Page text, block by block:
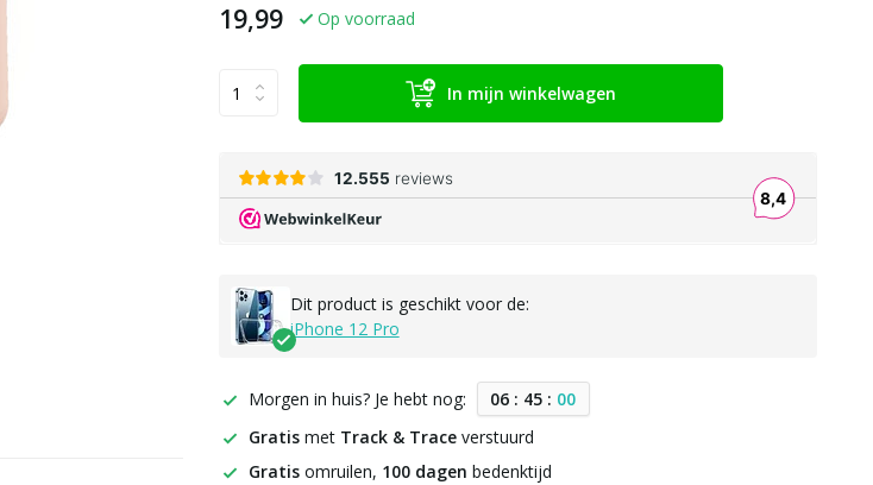
19,99 Op voorraad
In mijn winkelwagen
Dit product is geschikt voor de:
iPhone 12 Pro
Morgen in huis? Je hebt nog: 06 : 44 : 59
Gratismet Track & Traceverstuurd
Gratisomruilen, 100 dagen bedenktijd